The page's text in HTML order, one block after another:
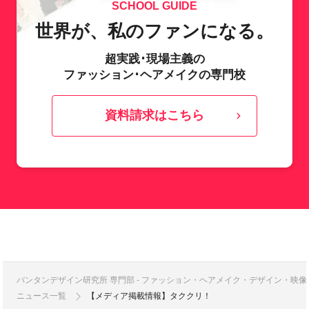
SCHOOL GUIDE
世界が、私のファンになる。
超実践･現場主義の
ファッション･ヘアメイクの専門校
資料請求はこちら
バンタンデザイン研究所 専門部 - ファッション・ヘアメイク・デザイン・映
ニュース一覧
【メディア掲載情報】タククリ！